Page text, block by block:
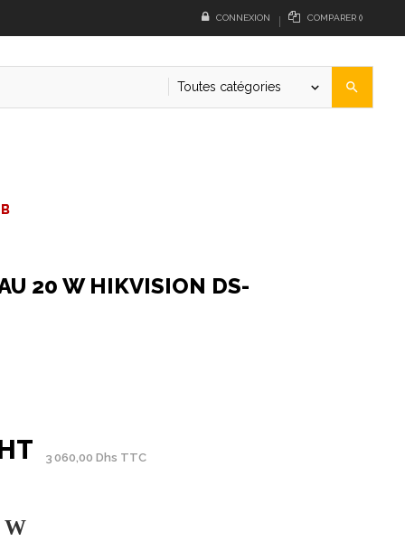
CONNEXION COMPARER ()
Toutes catégories keyboard_arrow_down search
20 W HIKVISION DS-
3 060,00 Dhs TTC
W